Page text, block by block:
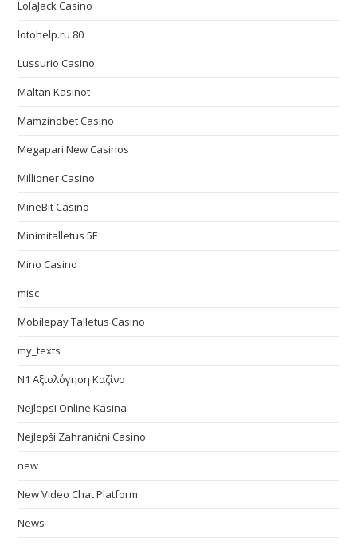
LolaJack Casino
lotohelp.ru 80
Lussurio Casino
Maltan Kasinot
Mamzinobet Casino
Megapari New Casinos
Millioner Casino
MineBit Casino
Minimitalletus 5E
Mino Casino
misc
Mobilepay Talletus Casino
my_texts
N1 Αξιολόγηση Καζίνο
Nejlepsi Online Kasina
Nejlepší Zahraniční Casino
new
New Video Chat Platform
News